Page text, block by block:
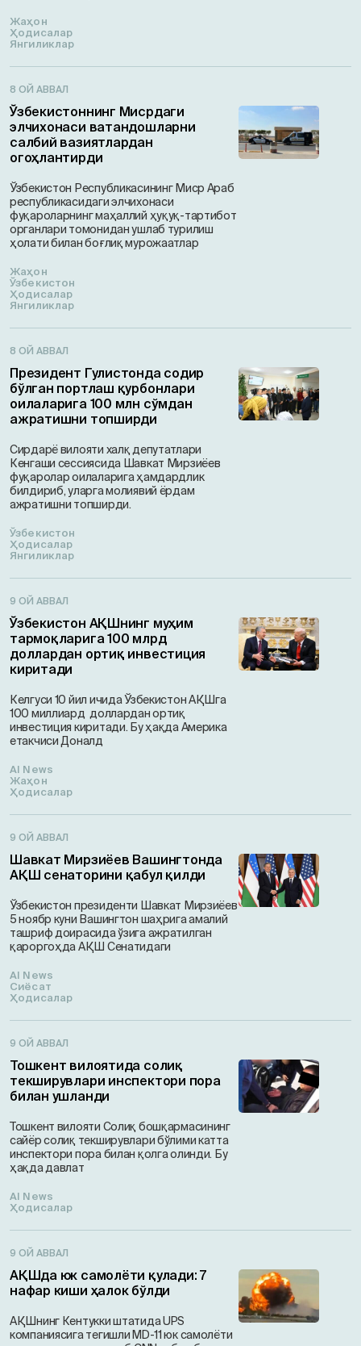
Жаҳон
Ҳодисалар
Янгиликлар
8 ОЙ АВВАЛ
Ўзбекистоннинг Мисрдаги
элчихонаси ватандошларни
салбий вазиятлардан
огоҳлантирди
Ўзбекистон Республикасининг Миср Араб
республикасидаги элчихонаси
фуқароларнинг маҳаллий ҳуқуқ-тартибот
органлари томонидан ушлаб турилиш
ҳолати билан боғлиқ мурожаатлар
Жаҳон
Ўзбекистон
Ҳодисалар
Янгиликлар
8 ОЙ АВВАЛ
Президент Гулистонда содир
бўлган портлаш қурбонлари
оилаларига 100 млн сўмдан
ажратишни топширди
Сирдарё вилояти халқ депутатлари
Кенгаши сессиясида Шавкат Мирзиёев
фуқаролар оилаларига ҳамдардлик
билдириб, уларга молиявий ёрдам
ажратишни топширди.
Ўзбекистон
Ҳодисалар
Янгиликлар
9 ОЙ АВВАЛ
Ўзбекистон АҚШнинг муҳим
тармоқларига 100 млрд
доллардан ортиқ инвестиция
киритади
Келгуси 10 йил ичида Ўзбекистон АҚШга
100 миллиард доллардан ортиқ
инвестиция киритади. Бу ҳақда Америка
етакчиси Доналд
AI News
Жаҳон
Ҳодисалар
9 ОЙ АВВАЛ
Шавкат Мирзиёев Вашингтонда
АҚШ сенаторини қабул қилди
Ўзбекистон президенти Шавкат Мирзиёев
5 ноябр куни Вашингтон шаҳрига амалий
ташриф доирасида ўзига ажратилган
қароргоҳда АҚШ Сенатидаги
AI News
Сиёсат
Ҳодисалар
9 ОЙ АВВАЛ
Тошкент вилоятида солиқ
текширувлари инспектори пора
билан ушланди
Тошкент вилояти Солиқ бошқармасининг
сайёр солиқ текширувлари бўлими катта
инспектори пора билан қолга олинди. Бу
ҳақда давлат
AI News
Ҳодисалар
9 ОЙ АВВАЛ
АҚШда юк самолёти қулади: 7
нафар киши ҳалок бўлди
АҚШнинг Кентукки штатида UPS
компаниясига тегишли MD-11 юк самолёти